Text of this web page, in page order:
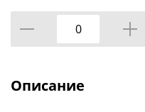
Описание